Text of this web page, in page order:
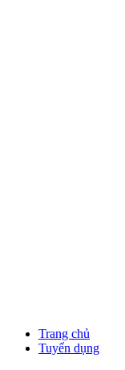
Trang chủ
Tuyển dụng